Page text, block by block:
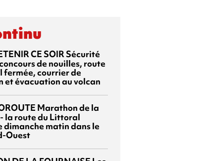
CE SOIR Sécurité
de nouilles, route
courrier de
et évacuation au volcan
Marathon de la
la route du Littoral
dimanche matin dans le
Ouest